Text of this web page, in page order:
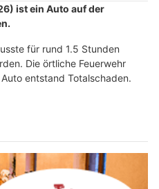
ist ein Auto auf der
für rund 1.5 Stunden
Die örtliche Feuerwehr
entstand Totalschaden.